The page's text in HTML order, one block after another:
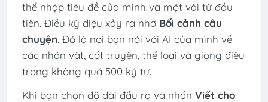
thể nhập tiêu đề của mình và một vài từ đầu
tiên. Điều kỳ diệu xảy ra nhờ Bối cảnh câu
chuyện. Đó là nơi bạn nói với AI của mình về
các nhân vật, cốt truyện, thể loại và giọng điệu
trong không quá 500 ký tự.
Khi bạn chọn độ dài đầu ra và nhấn Viết cho